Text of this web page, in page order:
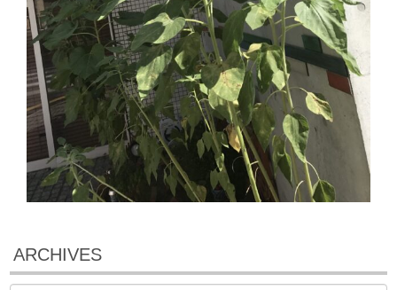
ARCHIVES